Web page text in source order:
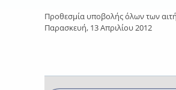
Προθεσμία υποβολής όλων των
Παρασκευή, 13 Απριλίου 2012